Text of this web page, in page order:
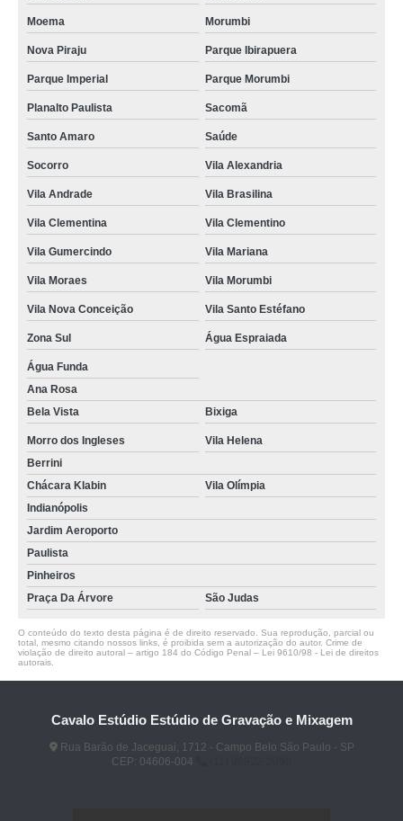
Moema Morumbi
Nova Piraju Parque Ibirapuera
Parque Imperial Parque Morumbi
Planalto Paulista Sacomã
Santo Amaro Saúde
Socorro Vila Alexandria
Vila Andrade Vila Brasilina
Vila Clementina Vila Clementino
Vila Gumercindo Vila Mariana
Vila Moraes Vila Morumbi
Vila Nova Conceição Vila Santo Estéfano
Zona Sul Água Espraiada
Água Funda
Ana Rosa
Bela Vista
Bixiga
Morro dos Ingleses
Vila Helena
Berrini
Chácara Klabin
Vila Olímpia
Indianópolis
Jardim Aeroporto
Paulista
Pinheiros
Praça Da Árvore
São Judas
O conteúdo do texto desta página é de direito reservado. Sua reprodução, parcial ou
total, mesmo citando nossos links, é proibida sem a autorização do autor. Crime de
violação de direito autoral – artigo 184 do Código Penal – Lei 9610/98 - Lei de direitos
autorais
Cavalo Estúdio Estúdio de Gravação e Mixagem
Rua Barão de Jaceguai, 1712 - Campo Belo São Paulo - SP
CEP: 04606-004